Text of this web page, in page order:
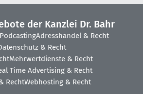
der Kanzlei Dr. Bahr
Adresshandel & Recht
& Recht
Mehrwertdienste & Recht
Time Advertising & Recht
RechtWebhosting & Recht